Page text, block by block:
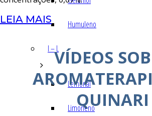
Humuleno
I – L
Lemonal
Limoneno
LEIA MAIS
VÍDEOS
QUINARI